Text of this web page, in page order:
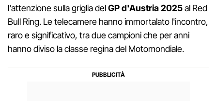
l'attenzione sulla griglia delGP d'Austria 2025al Red
Bull Ring. Le telecamere hanno immortalato l'incontro,
raro e significativo, tra due campioni che per anni
hanno diviso la classe regina del Motomondiale.